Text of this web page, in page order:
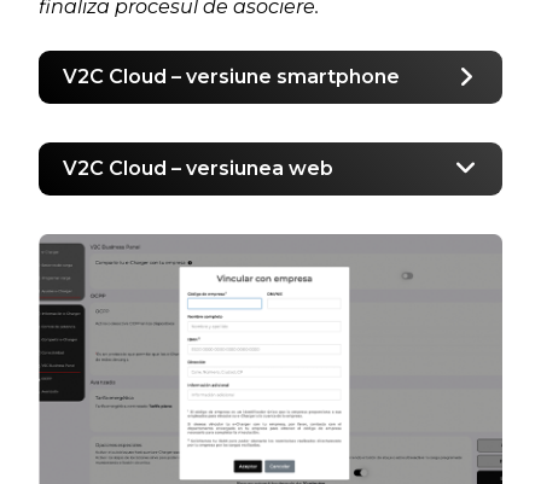
finaliza procesul de asociere.
V2C Cloud – versiune smartphone
V2C Cloud – versiunea web